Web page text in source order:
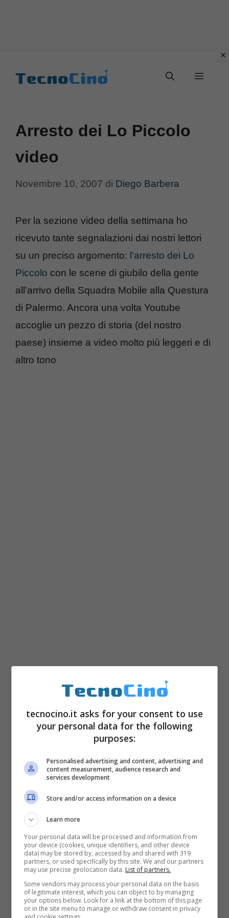
Menu
Arresto dei Lo Piccolo
video
Novembre 10, 2007 di Diego Barbera
Per la sezione video della settimana ho
ricevuto tante segnalazioni dai nostri lettori
su un preciso argomento: l’arresto dei Lo
Piccolo con le scene di giubilo della gente
all’arrivo della Squadra Mobile alla Questura
di Palermo. Ancora una volta Youtube
accoglie un pezzo di storia (del nostro
paese) insieme a video molto più leggeri e di
altro tono
tecnocino.it asks for your consent to use
your personal data for the following
purposes:
Personalised advertising and content, advertising and
content measurement, audience research and
services development
Store and/or access information on a device
Learn more
Your personal data will be processed and information from
your device (cookies, unique identifiers, and other device
data) may be stored by, accessed by and shared with 319
partners, or used specifically by this site. We and our partners
may use precise geolocation data. List of partners.
Some vendors may process your personal data on the basis
of legitimate interest, which you can object to by managing
your options below. Look for a link at the bottom of this page
or in the site menu to manage or withdraw consent in privacy